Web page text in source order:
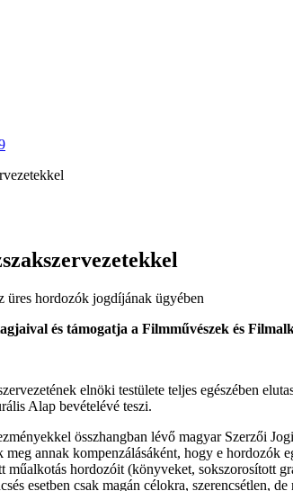
üres hordozók jogdíjának ügyében
és támogatja a Filmművészek és
elnöki testülete teljes egészében
Alap bevételévé teszi.
összhangban lévő magyar Szerzői
annak kompenzálásáként, hogy e
műalkotás hordozóit (könyveket, sokszorosított
esetben csak magán célokra, szerencsétlen,